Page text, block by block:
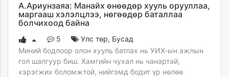
А.Ариунзаяа: Манайх өнөөдөр хууль орууллаа,
маргааш хэлэлцлээ, нөгөөдөр баталлаа
болчихоод байна
5 Улс төр, Бусад
Миний бодлоор олон хууль батлах нь УИХ-ын ажлын
гол шалгуур биш. Хамгийн чухал нь чанартай,
хэрэгжих боломжтой, нийгэмд бодит үр нөлөө